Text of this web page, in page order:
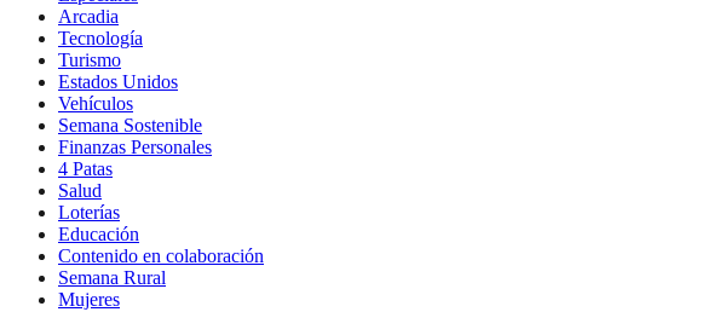
Arcadia
Tecnología
Turismo
Estados Unidos
Vehículos
Semana Sostenible
Finanzas Personales
4 Patas
Salud
Loterías
Educación
Contenido en colaboración
Semana Rural
Mujeres